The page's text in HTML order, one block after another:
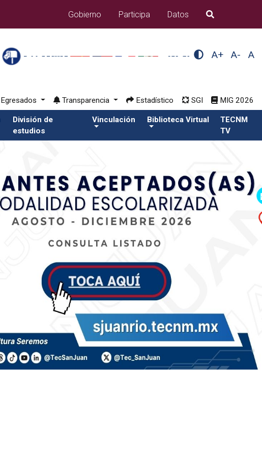
Gobierno
Participa Datos B�squeda
A+ A- A
Egresados Transparencia Estadístico SGI MIG 2026
División de
estudios
Vinculación Biblioteca Virtual
TECNM
TV